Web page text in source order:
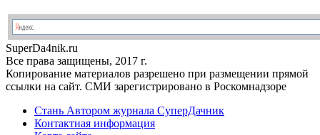
SuperDa4nik.ru
Все права защищены, 2017 г.
Копирование материалов разрешено при размещении прямой
ссылки на сайт. СМИ зарегистрировано в Роскомнадзоре
Стань Автором журнала СуперДачник
Контактная информация